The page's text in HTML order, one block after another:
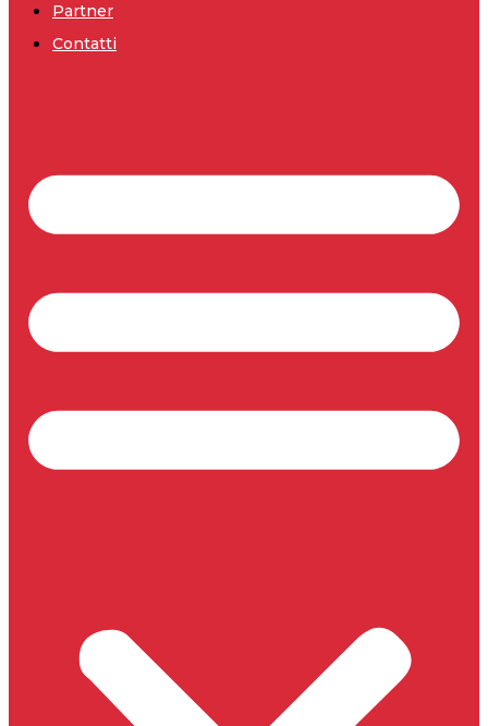
Partner
Contatti